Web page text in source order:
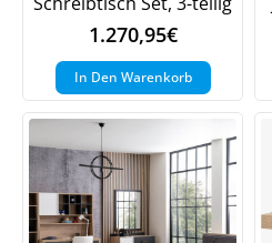
1.270,95€
In Den Warenkorb